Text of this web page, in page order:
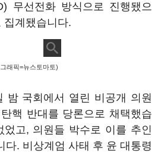
무선전화 방식으로 진행됐으
집계됐습니다.
래픽=뉴스토마토)
밤 국회에서 열린 비공개 의원
핵 반대를 당론으로 채택했습
었고, 의원들 박수로 이를 추인
다. 비상계엄 사태 후 윤 대통령